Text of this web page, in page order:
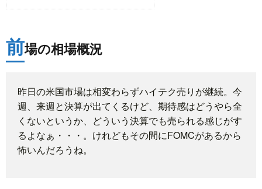
前場の相場概況
昨日の米国市場は相変わらずハイテク売りが継続。今
週、来週と決算が出てくるけど、期待感はどうやら全
くないというか、どういう決算でも売られる感じがす
るよなぁ・・・。けれどもその間にFOMCがあるから
怖いんだろうね。